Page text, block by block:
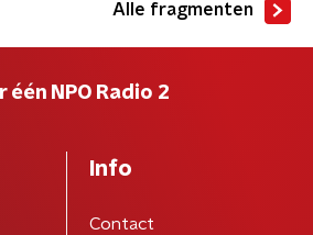
Alle fragmenten
één NPO Radio 2
Info
Contact